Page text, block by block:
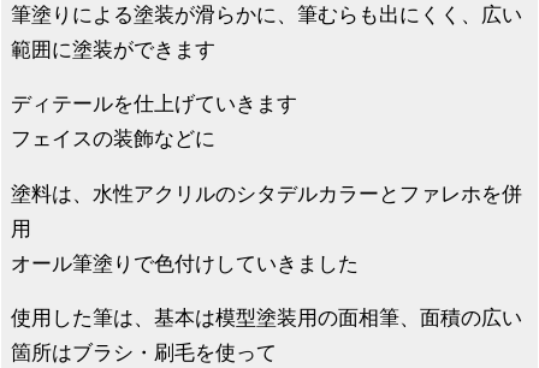
筆塗りによる塗装が滑らかに、筆むらも出にくく、広い
範囲に塗装ができます
ディテールを仕上げていきます
フェイスの装飾などに
塗料は、水性アクリルのシタデルカラーとファレホを併
用
オール筆塗りで色付けしていきました
使用した筆は、基本は模型塗装用の面相筆、面積の広い
箇所はブラシ・刷毛を使って